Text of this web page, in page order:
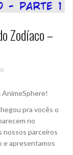
Zodíaco –
AnimeSphere!
pra vocês o
no
nossos parceiros
e apresentamos